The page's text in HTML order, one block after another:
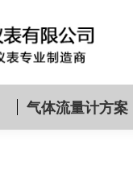
气体流量计方案